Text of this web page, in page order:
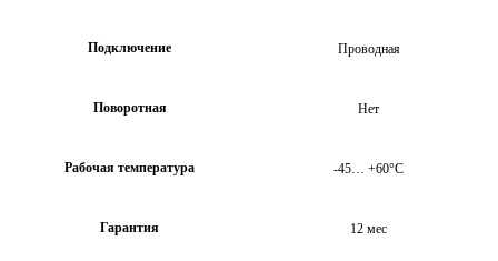
Подключение Проводная
Поворотная Нет
Рабочая температура -45… +60°C
Гарантия 12 мес